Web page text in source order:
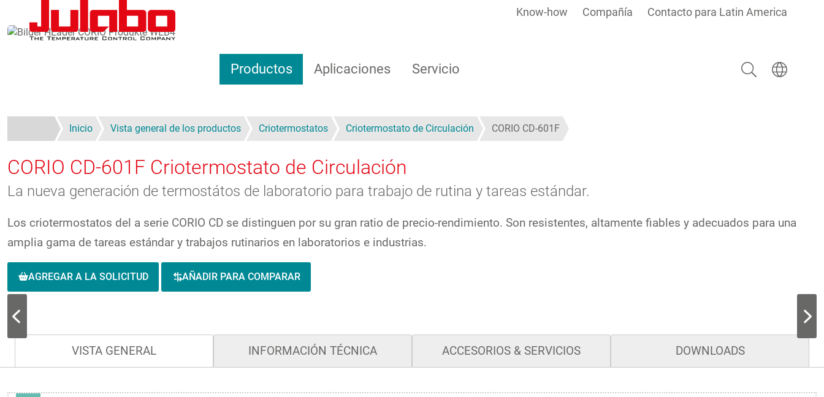
Pasar al contenido principal
Productos Aplicaciones Servicio
Know-how Compañía Contacto para Latin America
Buscar Seleccionar
Inicio Vista general de los productos Criotermostatos Criotermostato de Circulación CORIO CD-601F
CORIO CD-601F Criotermostato de Circulación
La nueva generación de termostátos de laboratorio para trabajo de rutina y tareas estándar.
Los criotermostatos del a serie CORIO CD se distinguen por su gran ratio de precio-rendimiento. Son resistentes, altamente fiables y adecuados para una
amplia gama de tareas estándar y trabajos rutinarios en laboratorios e industrias.
AGREGAR A LA SOLICITUD AÑADIR PARA COMPARAR
VISTA GENERAL INFORMACIÓN TÉCNICA ACCESORIOS & SERVICIOS DOWNLOADS